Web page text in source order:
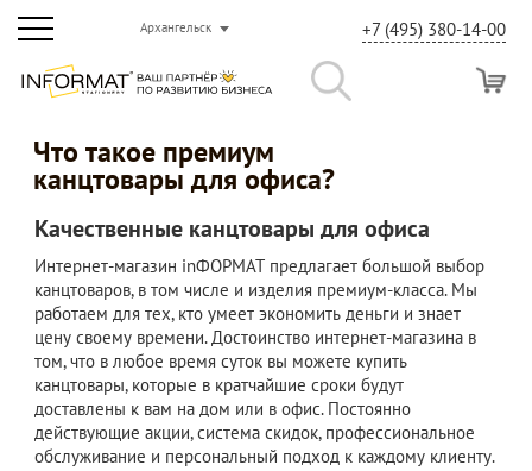
Архангельск +7 (495) 380-14-00
Что такое премиум
канцтовары для офиса?
Качественные канцтовары для офиса
Интернет-магазин inФОРМАТ предлагает большой выбор
канцтоваров, в том числе и изделия премиум-класса. Мы
работаем для тех, кто умеет экономить деньги и знает
цену своему времени. Достоинство интернет-магазина в
том, что в любое время суток вы можете купить
канцтовары, которые в кратчайшие сроки будут
доставлены к вам на дом или в офис. Постоянно
действующие акции, система скидок, профессиональное
обслуживание и персональный подход к каждому клиенту.